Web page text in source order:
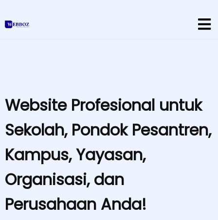
Website Profesional untuk
Sekolah, Pondok Pesantren,
Kampus, Yayasan,
Organisasi, dan
Perusahaan Anda!